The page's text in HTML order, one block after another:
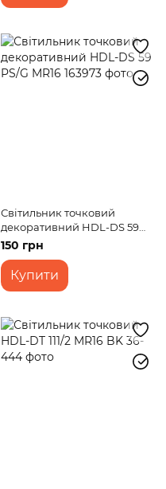
Світильник точковий
декоративний HDL-DS 59
PS/G MR16
150 грн
Купити